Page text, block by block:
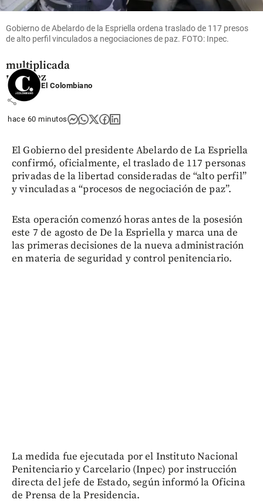
con IA: 80%
automatizada
y cartera de
multiplicada
por diez
share
Gobierno de Abelardo de la Espriella ordena traslado de 117 presos
de alto perfil vinculados a negociaciones de paz. FOTO: Inpec.
El Colombiano
hace 60 minutos
El Gobierno del presidente Abelardo de La Espriella
confirmó, oficialmente, el traslado de 117 personas
privadas de la libertad consideradas de “alto perfil”
y vinculadas a “procesos de negociación de paz”.
Esta operación comenzó horas antes de la posesión
este 7 de agosto de De la Espriella y marca una de
las primeras decisiones de la nueva administración
en materia de seguridad y control penitenciario.
La medida fue ejecutada por el Instituto Nacional
Penitenciario y Carcelario (Inpec) por instrucción
directa del jefe de Estado, según informó la Oficina
de Prensa de la Presidencia.